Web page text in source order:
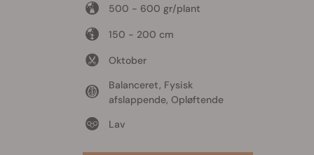
500 - 600 gr/plant
150 - 200 cm
Oktober
Balanceret, Fysisk
afslappende, Opløftende
Lav